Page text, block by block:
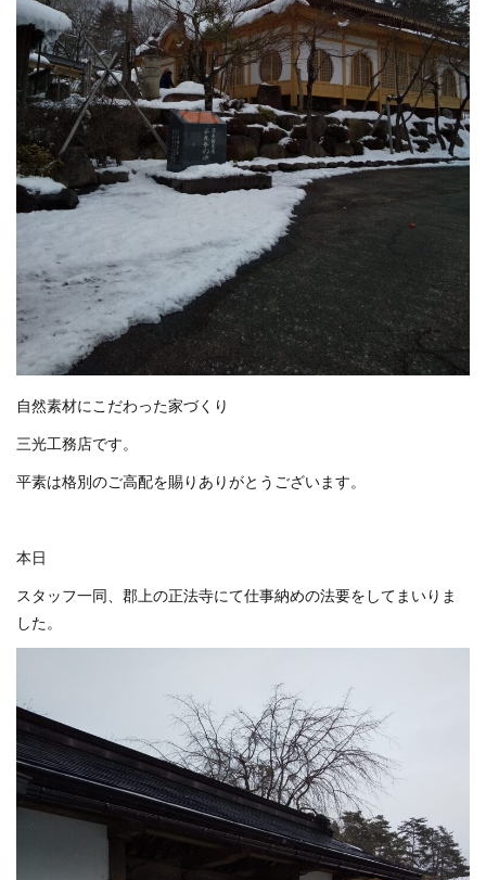
自然素材にこだわった家づくり
三光工務店です。
平素は格別のご高配を賜りありがとうございます。
本日
スタッフ一同、郡上の正法寺にて仕事納めの法要をしてまいりま
した。